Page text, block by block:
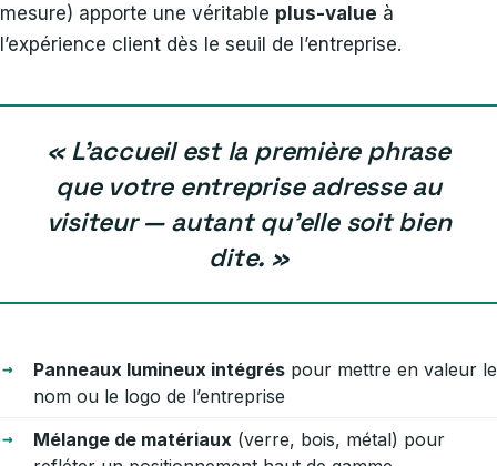
mesure) apporte une véritable plus-value à
l’expérience client dès le seuil de l’entreprise.
« L’accueil est la première phrase
que votre entreprise adresse au
visiteur — autant qu’elle soit bien
dite. »
Panneaux lumineux intégrés pour mettre en valeur le
nom ou le logo de l’entreprise
Mélange de matériaux (verre, bois, métal) pour